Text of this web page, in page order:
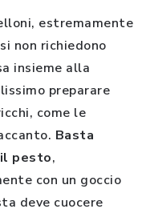
estremamente
non richiedono
insieme alla
preparare
come le
Basta
pesto,
con un goccio
deve cuocere